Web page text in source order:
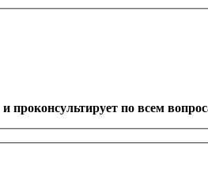
и проконсультирует по всем